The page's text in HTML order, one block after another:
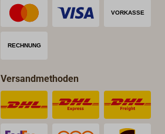
Versandmethoden